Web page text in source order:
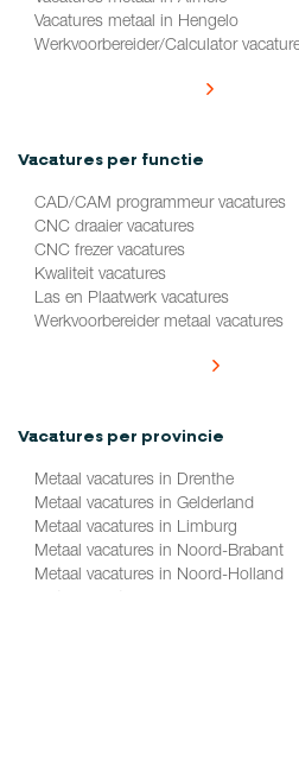
Vacatures metaal in Hengelo
Werkvoorbereider/Calculator
Vacatures per functie
CAD/CAM programmeur vacatures
CNC draaier vacatures
CNC frezer vacatures
Kwaliteit vacatures
Las en Plaatwerk vacatures
Werkvoorbereider metaal vacatures
Vacatures per provincie
Metaal vacatures in Drenthe
Metaal vacatures in Gelderland
Metaal vacatures in Limburg
Metaal vacatures in Noord-Brabant
Metaal vacatures in Noord-Holland